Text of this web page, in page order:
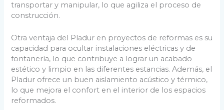
transportar y manipular, lo que agiliza el proceso de
construcción.
Otra ventaja del Pladur en proyectos de reformas es su
capacidad para ocultar instalaciones eléctricas y de
fontanería, lo que contribuye a lograr un acabado
estético y limpio en las diferentes estancias. Además, el
Pladur ofrece un buen aislamiento acústico y térmico,
lo que mejora el confort en el interior de los espacios
reformados.